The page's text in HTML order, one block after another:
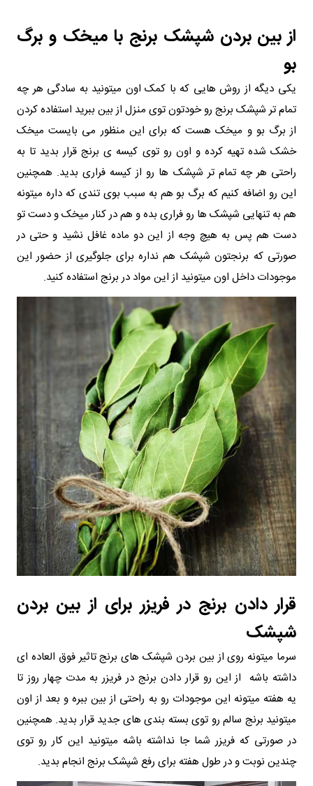
از بین بردن شپشک برنج با میخک و برگ
بو
یکی دیگه از روش هایی که با کمک اون میتونید به سادگی هر چه
تمام تر شپشک برنج رو خودتون توی منزل از بین ببرید استفاده کردن
از برگ بو و میخک هست که برای این منظور می بایست میخک
خشک شده تهیه کرده و اون رو توی کیسه ی برنج قرار بدید تا به
راحتی هر چه تمام تر شپشک ها رو از کیسه فراری بدید. همچنین
این رو اضافه کنیم که برگ بو هم به سبب بوی تندی که داره میتونه
هم به تنهایی شپشک ها رو فراری بده و هم در کنار میخک و دست تو
دست هم پس به هیچ وجه از این دو ماده غافل نشید و حتی در
صورتی که برنجتون شپشک هم نداره برای جلوگیری از حضور این
موجودات داخل اون میتونید از این مواد در برنج استفاده کنید.
قرار دادن برنج در فریزر برای از بین بردن
شپشک
سرما میتونه روی از بین بردن شپشک های برنج تاثیر فوق العاده ای
داشته باشه از این رو قرار دادن برنج در فریزر به مدت چهار روز تا
یه هفته میتونه این موجودات رو به راحتی از بین ببره و بعد از اون
میتونید برنج سالم رو توی بسته بندی های جدید قرار بدید. همچنین
در صورتی که فریزر شما جا نداشته باشه میتونید این کار رو توی
چندین نوبت و در طول هفته برای رفع شپشک برنج انجام بدید.